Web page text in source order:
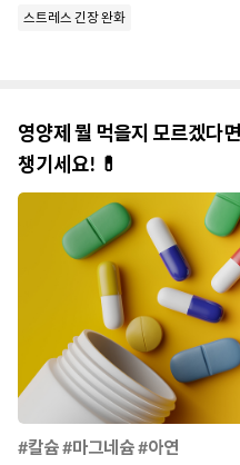
스트레스 긴장 완화
영양제 뭘 먹을지 모르겠다
챙기세요! 💊
#칼슘 #마그네슘 #아연